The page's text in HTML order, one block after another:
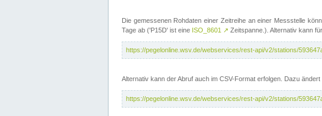
Die gemessenen Rohdaten einer Zeitreihe an einer Messstelle
Tage ab ('P15D' ist eine ISO_8601 ↗ Zeitspanne.). Alternativ kann
https://pegelonline.wsv.de/webservices/rest-api/v2/stations/
Alternativ kann der Abruf auch im CSV-Format erfolgen. Dazu
https://pegelonline.wsv.de/webservices/rest-api/v2/stations/